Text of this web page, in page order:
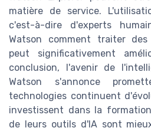
matière de service.
c'est-à-dire d'experts
Watson comment traiter des
peut significativement
conclusion, l'avenir de
Watson s'annonce
technologies continuent
investissent dans la
de leurs outils d'IA sont